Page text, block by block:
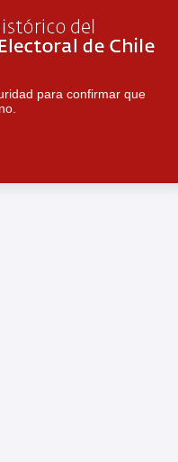
para confirmar que